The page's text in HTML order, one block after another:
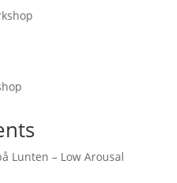
Lunten – Low Arousal